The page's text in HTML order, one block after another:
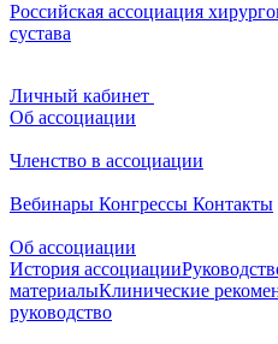
Российская ассоциация
сустава
Личный кабинет
Об ассоциации
Членство в ассоциации
Вебинары Конгрессы Контакты
Об ассоциации
История ассоциации
материалыКлинические
руководство